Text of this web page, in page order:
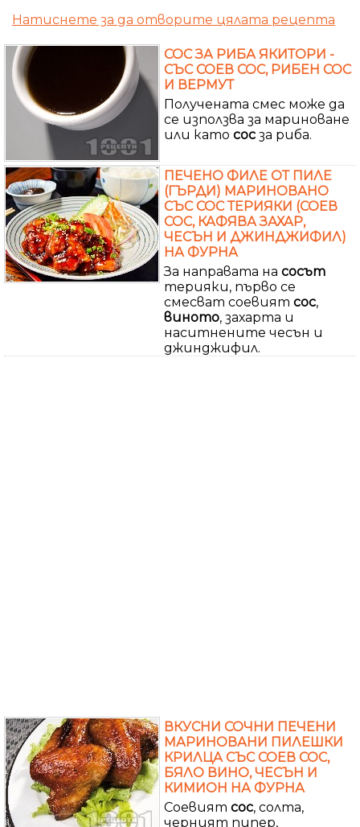
Натиснете за да отворите цялата рецепта
СОС ЗА РИБА ЯКИТОРИ -
СЪС СОЕВ СОС, РИБЕН СОС
И ВЕРМУТ
Получената смес може да
се използва за мариноване
или като сос за риба.
ПЕЧЕНО ФИЛЕ ОТ ПИЛЕ
(ГЪРДИ) МАРИНОВАНО
СЪС СОС ТЕРИЯКИ (СОЕВ
СОС, КАФЯВА ЗАХАР,
ЧЕСЪН И ДЖИНДЖИФИЛ)
НА ФУРНА
За направата на сосът
терияки, първо се
смесват соевият сос,
виното, захарта и
наситнените чесън и
джинджифил.
ВКУСНИ СОЧНИ ПЕЧЕНИ
МАРИНОВАНИ ПИЛЕШКИ
КРИЛЦА СЪС СОЕВ СОС,
БЯЛО ВИНО, ЧЕСЪН И
КИМИОН НА ФУРНА
Соевият сос, солта,
черният пипер,